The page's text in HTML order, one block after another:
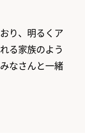
り、明るくア
る家族のよう
なさんと一緒